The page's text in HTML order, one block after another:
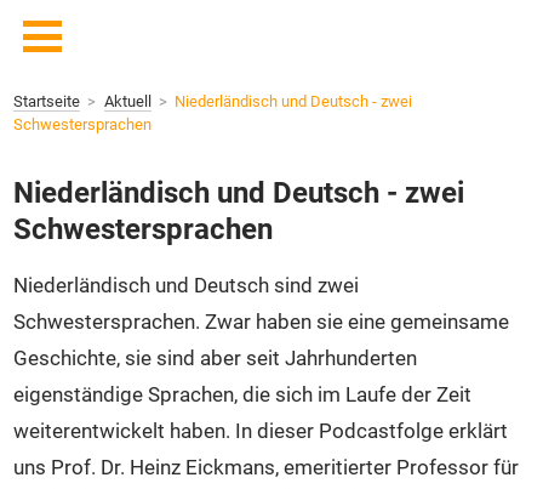
Freunde
Partner
Startseite Aktuell
Niederländisch und Deutsch - zwei
Schwestersprachen
Niederländisch und Deutsch - zwei
Schwestersprachen
Niederländisch und Deutsch sind zwei
Schwestersprachen. Zwar haben sie eine gemeinsame
Geschichte, sie sind aber seit Jahrhunderten
eigenständige Sprachen, die sich im Laufe der Zeit
weiterentwickelt haben. In dieser Podcastfolge erklärt
uns Prof. Dr. Heinz Eickmans, emeritierter Professor für